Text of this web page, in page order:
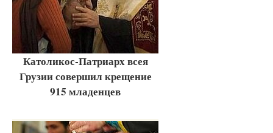
Католикос-Патриарх всея
Грузии совершил крещение
915 младенцев